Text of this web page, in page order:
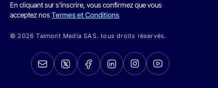
En cliquant sur s'inscrire, vous confirmez que vous
acceptez nosTermes et Conditions
© 2026 Talmont Media SAS. tous droits réservés.